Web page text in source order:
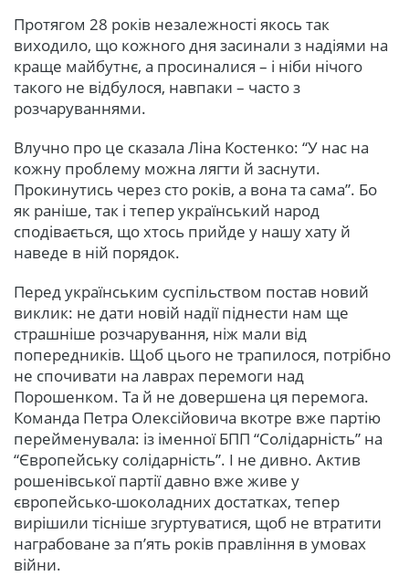
Протягом 28 років незалежності якось так
виходило, що кожного дня засинали з надіями на
краще майбутнє, а просиналися – і ніби нічого
такого не відбулося, навпаки – часто з
розчаруваннями.
Влучно про це сказала Ліна Костенко: “У нас на
кожну проблему можна лягти й заснути.
Прокинутись через сто років, а вона та сама”. Бо
як раніше, так і тепер український народ
сподівається, що хтось прийде у нашу хату й
наведе в ній порядок.
Перед українським суспільством постав новий
виклик: не дати новій надії піднести нам ще
страшніше розчарування, ніж мали від
попередників. Щоб цього не трапилося, потрібно
не спочивати на лаврах перемоги над
Порошенком. Та й не довершена ця перемога.
Команда Петра Олексійовича вкотре вже партію
перейменувала: із іменної БПП “Солідарність” на
“Європейську солідарність”. І не дивно. Актив
рошенівської партії давно вже живе у
європейсько-шоколадних достатках, тепер
вирішили тісніше згуртуватися, щоб не втратити
награбоване за п’ять років правління в умовах
війни.